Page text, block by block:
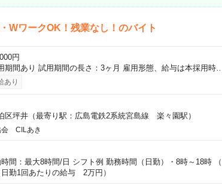
WワークOK！残業なし！のバイト
円
期間あり 試用期間の長さ：3ヶ月 雇用形態、給与は本採用時
あり
区坪井（最寄り駅：広島電鉄2系統宮島線 楽々園駅）
会 CILあき
時間：最大8時間/日 シフト例 勤務時間（日勤）・8時～18時
勤1回あたりの給与 2万円）